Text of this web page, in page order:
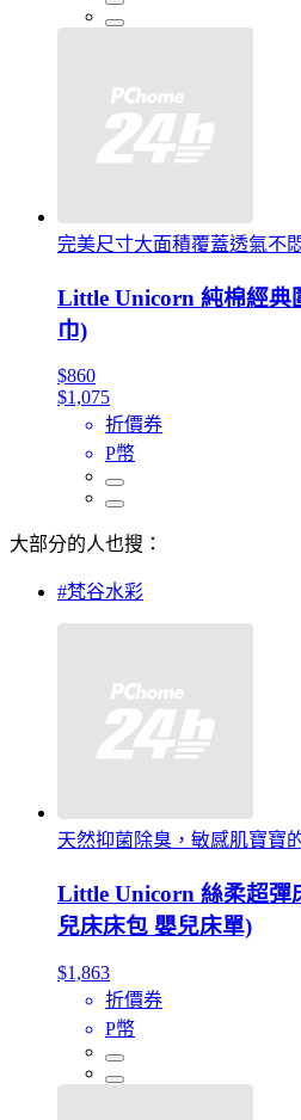
完美尺寸大面積覆蓋透氣不
Little Unicorn 純棉經典
巾)
$860
$1,075
折價券
P幣
大部分的人也搜：
#梵谷水彩
天然抑菌除臭，敏感肌寶寶
Little Unicorn 絲柔超彈
兒床床包 嬰兒床單)
$1,863
折價券
P幣